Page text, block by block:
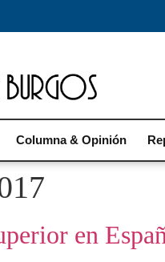
Columna & Opinión
en